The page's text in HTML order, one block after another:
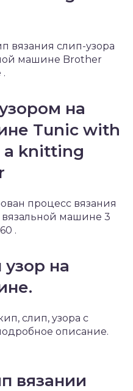
вязания слип-узора
машине Brother
.
на
Tunic with
a knitting
процесс вязания
вязальной машине 3
.
узор на
слип, узора с
описание.
вязании